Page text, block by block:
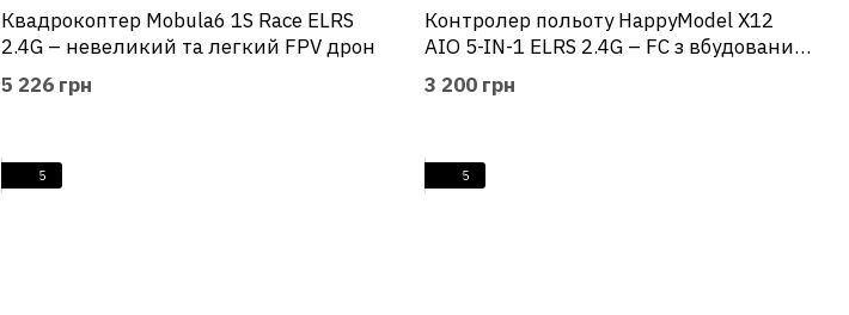
Квадрокоптер Mobula6 1S Race ELRS
2.4G – невеликий та легкий FPV дрон
5 226 грн
Контролер польоту HappyModel X12
AIO 5-IN-1 ELRS 2.4G – FC з вбудованим
12A ESC і підтримка OPENVTX для 1-2s
FPV дронів
3 200 грн
5 5